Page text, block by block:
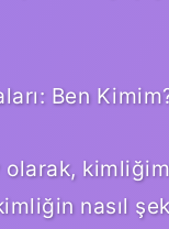
Ben
nasıl